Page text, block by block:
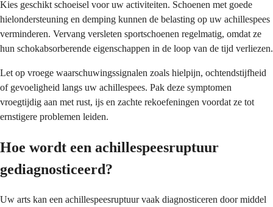
Kies geschikt schoeisel voor uw activiteiten. Schoenen met goede
hielondersteuning en demping kunnen de belasting op uw achillespees
verminderen. Vervang versleten sportschoenen regelmatig, omdat ze
hun schokabsorberende eigenschappen in de loop van de tijd verliezen.
Let op vroege waarschuwingssignalen zoals hielpijn, ochtendstijfheid
of gevoeligheid langs uw achillespees. Pak deze symptomen
vroegtijdig aan met rust, ijs en zachte rekoefeningen voordat ze tot
ernstigere problemen leiden.
Hoe wordt een achillespeesruptuur
gediagnosticeerd?
Uw arts kan een achillespeesruptuur vaak diagnosticeren door middel